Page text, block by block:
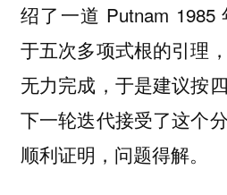
绍了一道 Putnam
于五次多项式根的引理
无力完成，于是建议按
下一轮迭代接受了这个
顺利证明，问题得解。